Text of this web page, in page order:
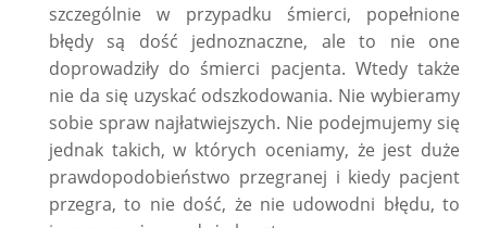
szczególnie w przypadku śmierci, popełnione
błędy są dość jednoznaczne, ale to nie one
doprowadziły do śmierci pacjenta. Wtedy także
nie da się uzyskać odszkodowania. Nie wybieramy
sobie spraw najłatwiejszych. Nie podejmujemy się
jednak takich, w których oceniamy, że jest duże
prawdopodobieństwo przegranej i kiedy pacjent
przegra, to nie dość, że nie udowodni błędu, to